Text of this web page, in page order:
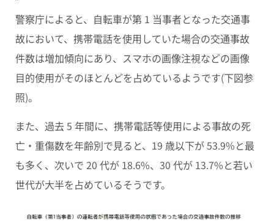
警察庁によると、自転車が第 1 当事者となった交通事
故において、携帯電話を使用していた場合の交通事故
件数は増加傾向にあり、
スマホの画像注視などの画像
目的使用がそのほとんどを占めているようです(下図参
照)。
また、過去 5 年間に、 携帯電話等使用による事故の死
亡・重傷数を年齢別で見ると、19 歳以下が 53.9%と最
も多く、次いで 20 代が 18.6%、30 代が 13.7%と若い
世代が大半を占めているそうです。